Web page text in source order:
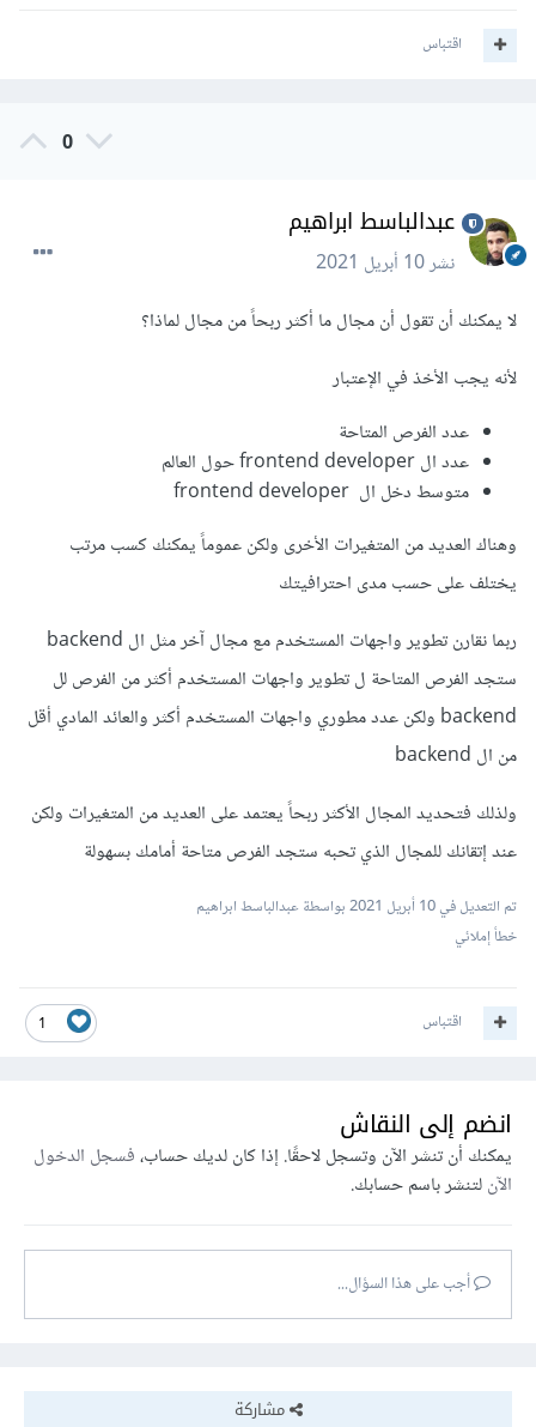
اقتباس
0
عبدالباسط ابراهيم
نشر10 أبريل 2021
لا يمكنك أن تقول أن مجال ما أكثر ربحاً من مجال لماذا؟
لأنه يجب الأخذ في الإعتبار
عدد الفرص المتاحة
عدد ال frontend developer حول العالم
متوسط دخل ال frontend developer
وهناك العديد من المتغيرات الأخرى ولكن عموماً يمكنك كسب مرتب
يختلف على حسب مدى احترافيتك
ربما نقارن تطوير واجهات المستخدم مع مجال آخر مثل ال backend
ستجد الفرص المتاحة ل تطوير واجهات المستخدم أكثر من الفرص لل
backend ولكن عدد مطوري واجهات المستخدم أكثر والعائد المادي أقل
من ال backend
ولذلك فتحديد المجال الأكثر ربحاً يعتمد على العديد من المتغيرات ولكن
عند إتقانك للمجال الذي تحبه ستجد الفرص متاحة أمامك بسهولة
تم التعديل في10 أبريل 2021
بواسطة عبدالباسط ابراهيم
خطأ إملائي
1 اقتباس
انضم إلى النقاش
يمكنك أن تنشر الآن وتسجل لاحقًا. إذا كان لديك حساب،فسجل الدخول
الآنلتنشر باسم حسابك.
أجب على هذا السؤال...
مشاركة